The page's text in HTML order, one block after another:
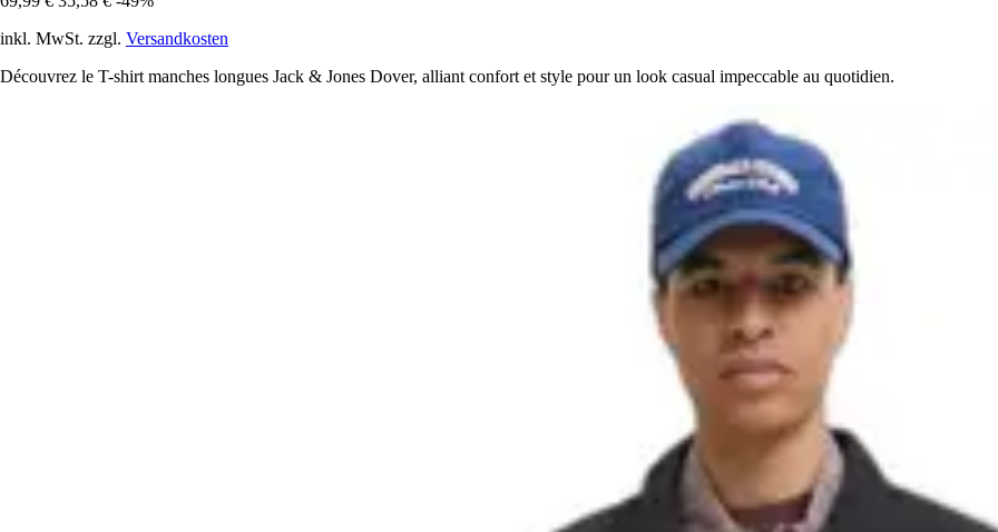
inkl. MwSt. zzgl. Versandkosten
Découvrez le T-shirt manches longues Jack & Jones Dover, alliant confort et style pour un look casual impeccable au quotidien.